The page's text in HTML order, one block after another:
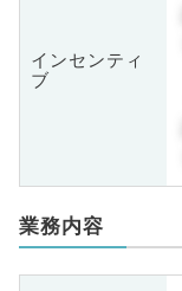
インセンティ
ブ
業務内容